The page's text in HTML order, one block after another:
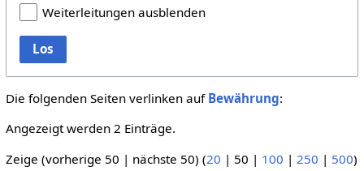
Weiterleitungen ausblenden
Los
Die folgenden Seiten verlinken auf Bewährung:
Angezeigt werden 2 Einträge.
Zeige (vorherige 50 | nächste 50) (20 | 50 | 100 | 250 | 500)